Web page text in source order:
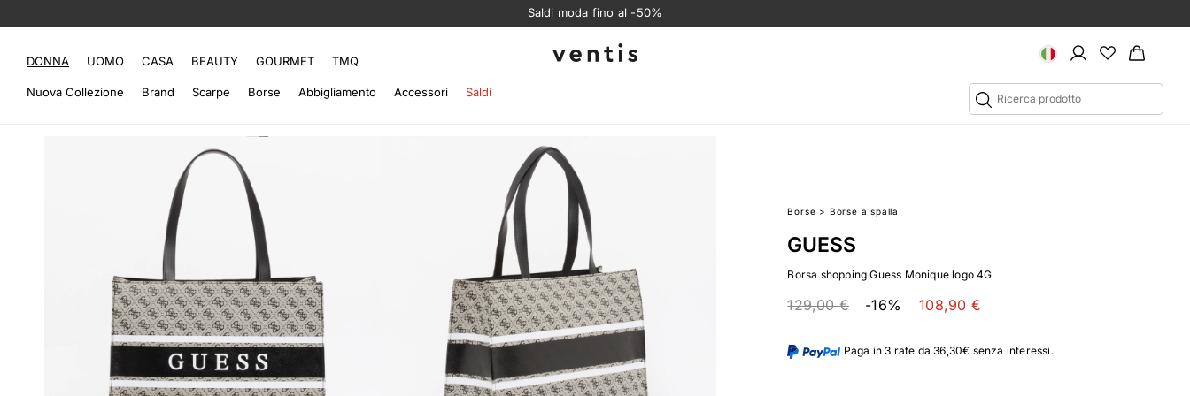
Saldi moda fino al -50%
Ventis
DONNA UOMO CASA BEAUTY GOURMET TMQ
Nuova Collezione Brand Scarpe Borse Abbigliamento Accessori Saldi
Borse > Borse a spalla
GUESS
Borsa shopping Guess Monique logo 4G
129,00 € -16% 108,90 €
Paga in 3 rate da 36,30€ senza interessi.